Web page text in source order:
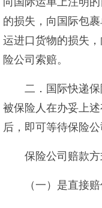
的损失，向国际包
运进口货物的损失
险公司索赔。
二．国际快递保
被保险人在办妥上
后，即可等待保险
保险公司赔款方
（一）是直接